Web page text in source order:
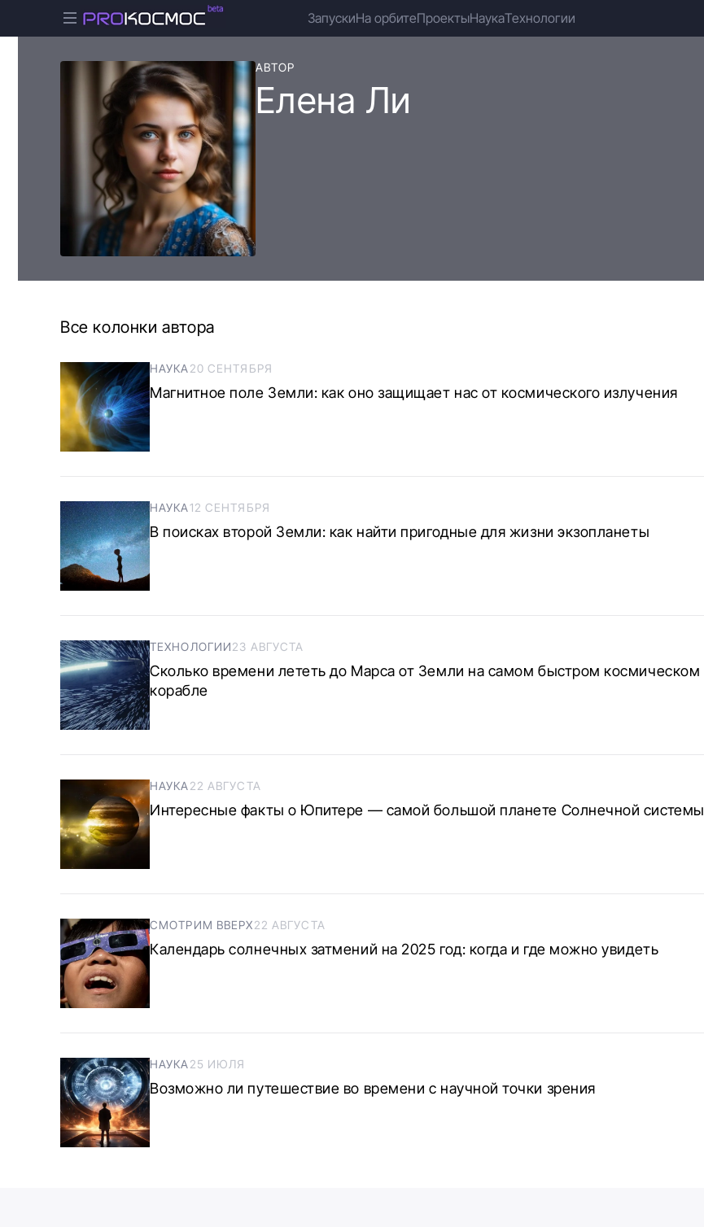
ЗапускиНа орбитеПроектыНаукаТехнологии
АВТОР
Елена Ли
Все колонки автора
НАУКА20 СЕНТЯБРЯ
Магнитное поле Земли: как оно защищает нас от космического излучения
НАУКА12 СЕНТЯБРЯ
В поисках второй Земли: как найти пригодные для жизни экзопланеты
ТЕХНОЛОГИИ23 АВГУСТА
Сколько времени лететь до Марса от Земли на самом быстром космическом
корабле
НАУКА22 АВГУСТА
Интересные факты о Юпитере — самой большой планете Солнечной системы
СМОТРИМ ВВЕРХ22 АВГУСТА
Календарь солнечных затмений на 2025 год: когда и где можно увидеть
НАУКА25 ИЮЛЯ
Возможно ли путешествие во времени с научной точки зрения